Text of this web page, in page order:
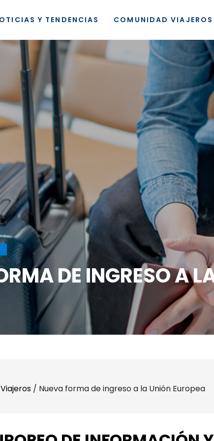
Y TENDENCIAS COMUNIDAD VIAJEROS
DE INGRESO A
/ Nueva forma de ingreso a la Unión Europea